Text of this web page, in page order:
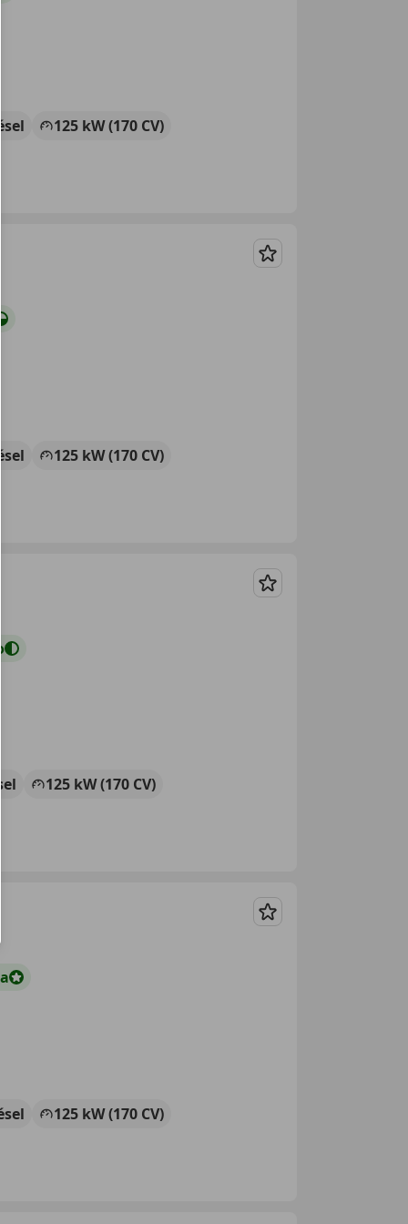
125 kW (170 CV)
Guardar
125 kW (170 CV)
Guardar
125 kW (170 CV)
Guardar
125 kW (170 CV)